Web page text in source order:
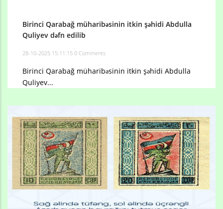
Birinci Qarabağ müharibəsinin itkin şəhidi Abdulla
Quliyev dəfn edilib
28-10-2025 15:11:15 0 Comments
Birinci Qarabağ müharibəsinin itkin şəhidi Abdulla
Quliyev...